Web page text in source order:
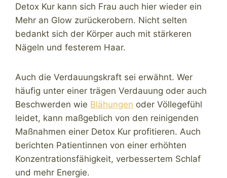
Detox Kur kann sich Frau auch hier wieder ein
Mehr an Glow zurückerobern. Nicht selten
bedankt sich der Körper auch mit stärkeren
Nägeln und festerem Haar.
Auch die Verdauungskraft sei erwähnt. Wer
häufig unter einer trägen Verdauung oder auch
Beschwerden wie Blähungen oder Völlegefühl
leidet, kann maßgeblich von den reinigenden
Maßnahmen einer Detox Kur profitieren. Auch
berichten Patientinnen von einer erhöhten
Konzentrationsfähigkeit, verbessertem Schlaf
und mehr Energie.